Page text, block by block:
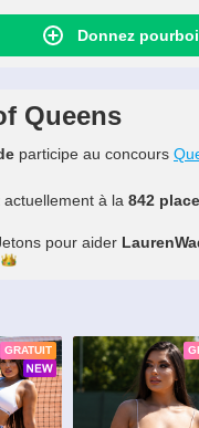
Donnez
Queens
participe au concours
à la 842 place
pour aider
GRATUIT